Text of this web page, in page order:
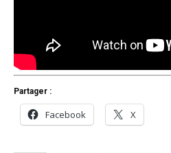
Partager :
Facebook X